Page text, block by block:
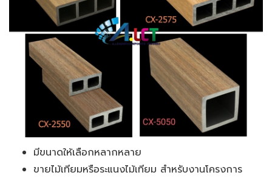
มีขนาดให้เลือกหลากหลาย
ขายไม้เทียมหรือระแนงไม้เทียม สำหรับงานโครงการ